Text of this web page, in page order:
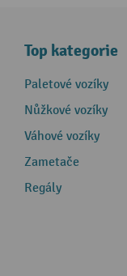
Top kategorie
Paletové vozíky
Nůžkové vozíky
Váhové vozíky
Zametače
Regály